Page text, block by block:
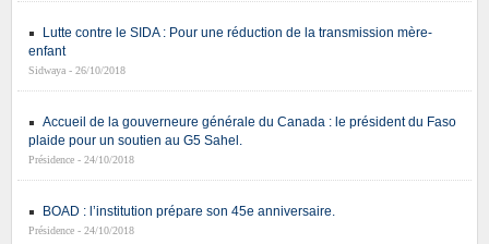
Lutte contre le SIDA : Pour une réduction de la transmission mère-
enfant
Sidwaya - 26/10/2018
Accueil de la gouverneure générale du Canada : le président du Faso
plaide pour un soutien au G5 Sahel.
Présidence - 24/10/2018
BOAD : l’institution prépare son 45e anniversaire.
Présidence - 24/10/2018